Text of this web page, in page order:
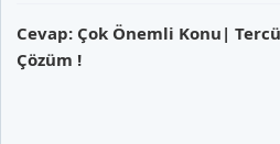
Cevap: Çok Önemli Konu|
Çözüm !